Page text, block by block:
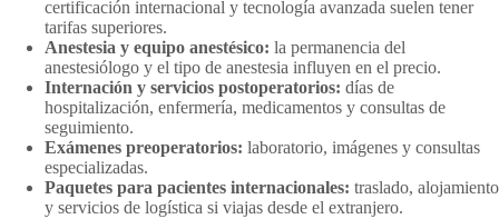
certificación internacional y tecnología avanzada suelen tener
tarifas superiores.
Anestesia y equipo anestésico: la permanencia del
anestesiólogo y el tipo de anestesia influyen en el precio.
Internación y servicios postoperatorios: días de
hospitalización, enfermería, medicamentos y consultas de
seguimiento.
Exámenes preoperatorios: laboratorio, imágenes y consultas
especializadas.
Paquetes para pacientes internacionales: traslado, alojamiento
y servicios de logística si viajas desde el extranjero.